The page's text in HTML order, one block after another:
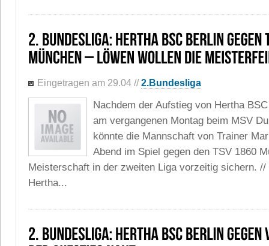
Eingetragen am 29.04 //2.Bundesliga
Nachdem der Aufstieg von Hertha
am vergangenen Montag beim MSV
könnte die Mannschaft von Trainer
Abend im Spiel gegen den TSV 1860
Meisterschaft in der zweiten Liga vorzeitig sichern.
Hertha...